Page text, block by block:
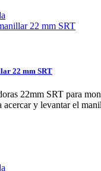
22 mm SRT
22mm SRT para
acercar y levantar el